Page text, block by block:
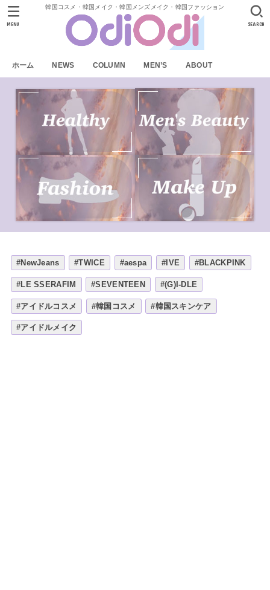
韓国コスメ・韓国メイク・韓国メンズメイク・韓国ファッション
ホーム NEWS COLUMN MEN’S ABOUT
SEARCH
MENU
#NewJeans #TWICE #aespa #IVE #BLACKPINK
#LE SSERAFIM #SEVENTEEN #(G)I-DLE
#アイドルコスメ #韓国コスメ #韓国スキンケア
#アイドルメイク